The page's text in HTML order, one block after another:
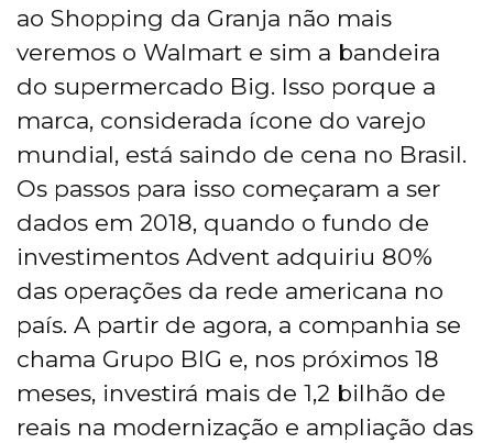
ao Shopping da Granja não mais
veremos o Walmart e sim a bandeira
do supermercado Big. Isso porque a
marca, considerada ícone do varejo
mundial, está saindo de cena no Brasil.
Os passos para isso começaram a ser
dados em 2018, quando o fundo de
investimentos Advent adquiriu 80%
das operações da rede americana no
país. A partir de agora, a companhia se
chama Grupo BIG e, nos próximos 18
meses, investirá mais de 1,2 bilhão de
reais na modernização e ampliação das